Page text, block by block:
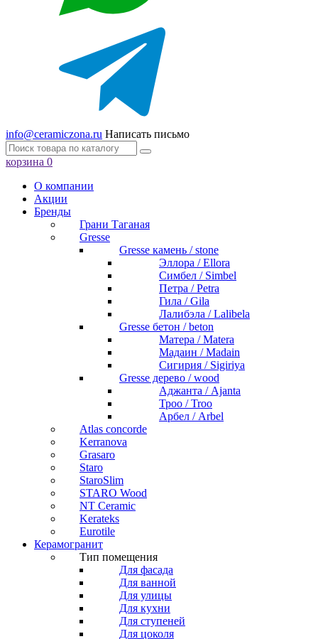
info@ceramiczona.ru Написать письмо
корзина 0
О компании
Акции
Бренды
Грани Таганая
Gresse
Gresse камень / stone
Эллора / Ellora
Симбел / Simbel
Петра / Petra
Гила / Gila
Лалибэла / Lalibela
Gresse бетон / beton
Матера / Matera
Мадаин / Madain
Сигирия / Sigiriya
Gresse дерево / wood
Аджанта / Ajanta
Троо / Troo
Арбел / Arbel
Atlas concorde
Kerranova
Grasaro
Staro
StaroSlim
STARO Wood
NT Ceramic
Kerateks
Eurotile
Керамогранит
Тип помещения
Для фасада
Для ванной
Для улицы
Для кухни
Для ступеней
Для цоколя